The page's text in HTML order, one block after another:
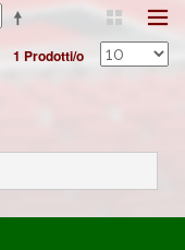
1 Prodotti/o